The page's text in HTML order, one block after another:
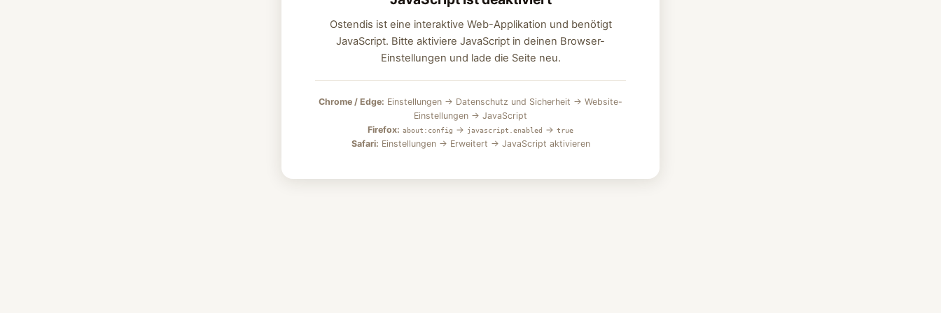
Ostendis ist eine interaktive Web-Applikation und benötigt
JavaScript. Bitte aktiviere JavaScript in deinen Browser-
Einstellungen und lade die Seite neu.
Chrome / Edge: Einstellungen → Datenschutz und Sicherheit → Website-
Einstellungen → JavaScript
Firefox: about:config → javascript.enabled → true
Safari: Einstellungen → Erweitert → JavaScript aktivieren